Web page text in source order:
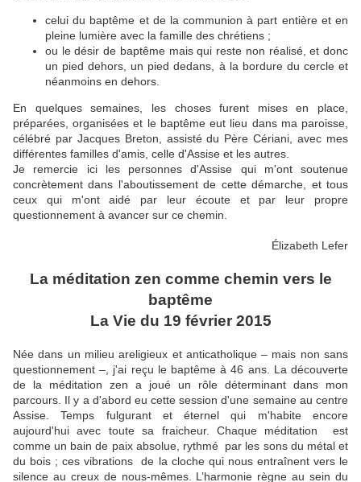
celui du baptême et de la communion à part entière et en
pleine lumière avec la famille des chrétiens ;
ou le désir de baptême mais qui reste non réalisé, et donc
un pied dehors, un pied dedans, à la bordure du cercle et
néanmoins en dehors.
En quelques semaines, les choses furent mises en place,
préparées, organisées et le baptême eut lieu dans ma paroisse,
célébré par Jacques Breton, assisté du Père Cériani, avec mes
différentes familles d'amis, celle d'Assise et les autres.
Je remercie ici les personnes d'Assise qui m'ont soutenue
concrètement dans l'aboutissement de cette démarche, et tous
ceux qui m'ont aidé par leur écoute et par leur propre
questionnement à avancer sur ce chemin.
Élizabeth Lefer
La méditation zen comme chemin vers le
baptême
La Vie du 19 février 2015
Née dans un milieu areligieux et anticatholique – mais non sans
questionnement –, j'ai reçu le baptême à 46 ans. La découverte
de la méditation zen a joué un rôle déterminant dans mon
parcours. Il y a d'abord eu cette session d'une semaine au centre
Assise. Temps fulgurant et éternel qui m'habite encore
aujourd'hui avec toute sa fraicheur. Chaque méditation est
comme un bain de paix absolue, rythmé par les sons du métal et
du bois ; ces vibrations de la cloche qui nous entraînent vers le
silence au creux de nous-mêmes. L’harmonie règne au sein du